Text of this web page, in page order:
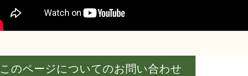
このページについてのお問い合わせ